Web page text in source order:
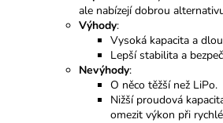
ale nabízejí dobrou
Výhody:
Vysoká kapacita a
Lepší stabilita a
Nevýhody:
O něco těžší než LiPo.
Nižší proudová
omezit výkon při